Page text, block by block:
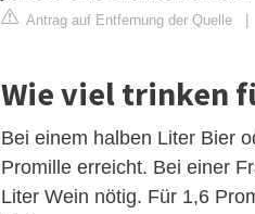
Antrag auf Entfernung der Quelle
Wie viel trinken
Bei einem halben Liter Bier
Promille erreicht. Bei einer
Liter Wein nötig. Für 1,6